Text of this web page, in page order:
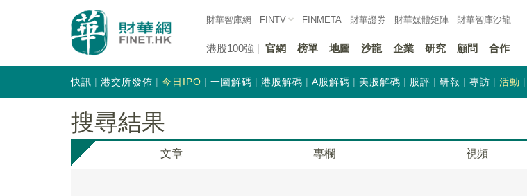
財華智庫網 FINTV FINMETA 財華證券 財華媒體矩陣 財華智庫沙龍
港股100強 官網 榜單 地圖 沙龍 企業 研究 顧問 合作
快訊 港交所發佈 今日IPO 一圖解碼 港股解碼 A股解碼 美股解碼 股評 研報 專訪 活動
搜尋結果
文章 專欄 視頻